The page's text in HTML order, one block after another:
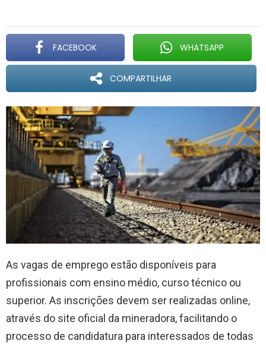
FACEBOOK WHATSAPP
COMPARTILHAR
As vagas de emprego estão disponíveis para
profissionais com ensino médio, curso técnico ou
superior. As inscrições devem ser realizadas online,
através do site oficial da mineradora, facilitando o
processo de candidatura para interessados de todas